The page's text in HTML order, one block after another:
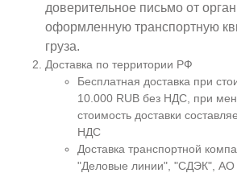
доверительное письмо от
оформленную транспортную
груза.
Доставка по территории РФ
Бесплатная доставка при
10.000 RUB без НДС, при
стоимость доставки
НДС
Доставка транспортной
"Деловые линии", "СДЭК",